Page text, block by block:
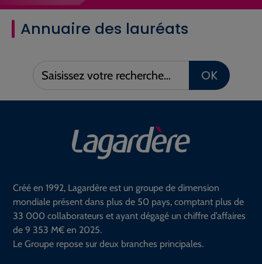
Annuaire des lauréats
Saisissez
votre
OK
Créé en 1992, Lagardère est un groupe de dimension
mondiale présent dans plus de 50 pays, comptant plus de
33 000 collaborateurs et ayant dégagé un chiffre d’affaires
de 9 353 M€ en 2025.
Le Groupe repose sur deux branches principales.